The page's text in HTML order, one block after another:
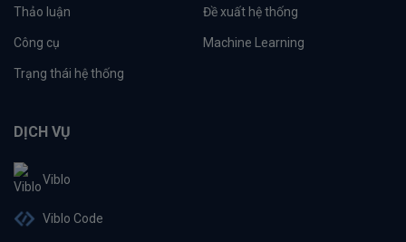
Thảo luận Đề xuất hệ thống
Công cụ Machine Learning
Trạng thái hệ thống
DỊCH VỤ
Viblo
Viblo Code